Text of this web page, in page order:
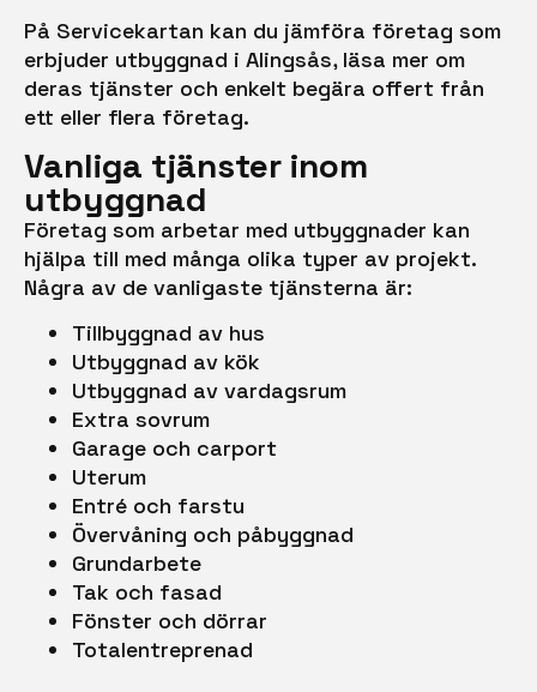
På Servicekartan kan du jämföra företag som
erbjuder utbyggnad i Alingsås, läsa mer om
deras tjänster och enkelt begära offert från
ett eller flera företag.
Vanliga tjänster inom
utbyggnad
Företag som arbetar med utbyggnader kan
hjälpa till med många olika typer av projekt.
Några av de vanligaste tjänsterna är:
Tillbyggnad av hus
Utbyggnad av kök
Utbyggnad av vardagsrum
Extra sovrum
Garage och carport
Uterum
Entré och farstu
Övervåning och påbyggnad
Grundarbete
Tak och fasad
Fönster och dörrar
Totalentreprenad